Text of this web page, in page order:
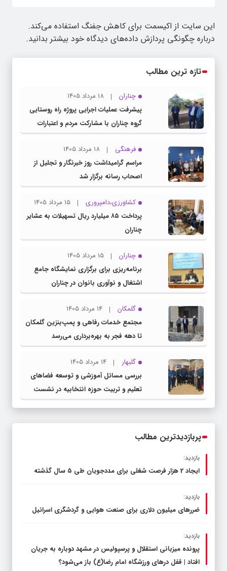
این سایت از اکیسمت برای کاهش جفنگ استفاده می‌کند.
درباره چگونگی پردازش داده‌های دیدگاه خود بیشتر بدانید.
تازه ترین مطالب
چناران
18 مرداد 1405
پیشرفت عملیات اجرایی پروژه راه روستایی
گروه چناران با مشارکت مردم و اعتبارات
دولتی
فرهنگی
18 مرداد 1405
مراسم گرامیداشت روز خبرنگار و تجلیل از
اصحاب رسانه برگزار شد
کشاورزی،دامپروری
15 مرداد 1405
پرداخت ۸۵ میلیارد ریال تسهیلات به عشایر
چناران
چناران
15 مرداد 1405
برنامه‌ریزی برای برگزاری نمایشگاه جامع
اشتغال و نوآوری بانوان در چناران
گلمکان
14 مرداد 1405
مجتمع خدمات رفاهی و پمپ‌بنزین گلمکان
تا دهه فجر به بهره‌برداری می‌رسد
گلبهار
14 مرداد 1405
بررسی مسائل آموزشی و توسعه فضاهای
تعلیم و تربیت حوزه انتخابیه در نشست
مشترک عضو کمیسیون آموزش مجلس با
پربازدیدترین مطالب
بازدید:
ایجاد 2 هزار فرصت شغلی برای مددجویان طی ۵ سال گذشته
بازدید:
ضررهای میلیون دلاری برای صنعت هوایی و گردشگری اسرائیل
بازدید:
پرونده میزبانی استقلال و پرسپولیس در مشهد دوباره به جریان
افتاد | قفل در‌های ورزشگاه امام رضا(ع) باز می‌شود؟